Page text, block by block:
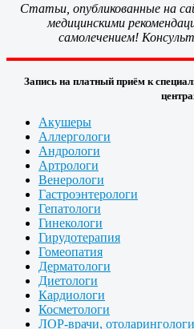
Статьи, опубликованные на
медицинскими
самолечением!
Запись на платный приём к
Акушеры
Аллергологи
Андрологи
Артрологи
Венерологи
Гастроэнтерологи
Гепатологи
Гинекологи
Гирудотерапия
Гомеопатия
Дерматологи
Диетологи
Кардиологи
Косметологи
ЛОР-врачи, отоларингологи